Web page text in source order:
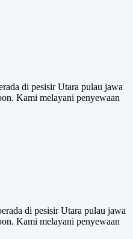
di pesisir Utara pulau jawa
Kami melayani penyewaan
di pesisir Utara pulau jawa
Kami melayani penyewaan